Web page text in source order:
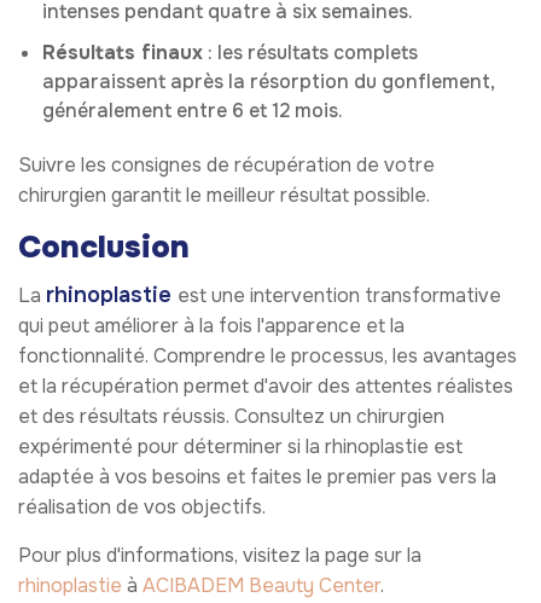
intenses pendant quatre à six semaines.
Résultats finaux : les résultats complets
apparaissent après la résorption du gonflement,
généralement entre 6 et 12 mois.
Suivre les consignes de récupération de votre
chirurgien garantit le meilleur résultat possible.
Conclusion
La rhinoplastie est une intervention transformative
qui peut améliorer à la fois l'apparence et la
fonctionnalité. Comprendre le processus, les avantages
et la récupération permet d'avoir des attentes réalistes
et des résultats réussis. Consultez un chirurgien
expérimenté pour déterminer si la rhinoplastie est
adaptée à vos besoins et faites le premier pas vers la
réalisation de vos objectifs.
Pour plus d'informations, visitez la page sur la
rhinoplastie à ACIBADEM Beauty Center.